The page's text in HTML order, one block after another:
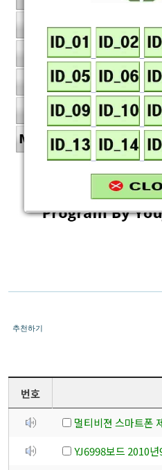
추천하기
번호
멀티비젼 스마트폰
YJ6998보드 2010